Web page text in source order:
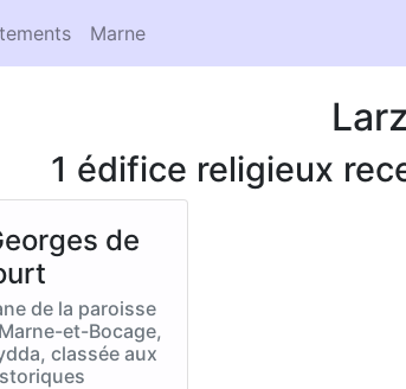
Marne
1 édifice religieux
de
de la paroisse
et-Bocage,
classée aux